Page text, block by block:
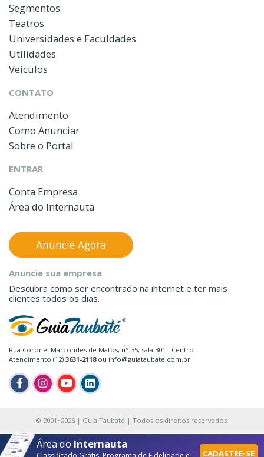
Segmentos
Teatros
Universidades e Faculdades
Utilidades
Veículos
CONTATO
Atendimento
Como Anunciar
Sobre o Portal
ENTRAR
Conta Empresa
Área do Internauta
Rua Coronel Marcondes de Matos, n° 35, sala 301 - Centro
Atendimento (12) 3631-2118ou info@guiataubate.com.br
Anuncie sua empresa
Descubra como ser encontrado na internet e ter mais
clientes todos os dias.
Anuncie Agora
© 2001~2026 | Guia Taubaté | Todos os direitos reservados.
Área do Internauta
CADASTRE-SE